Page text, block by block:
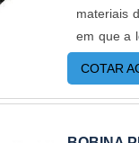
materiais
em que a
uma
plásticas
obras.
COTAR